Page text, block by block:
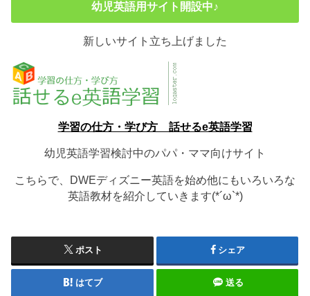
幼児英語用サイト開設中♪
新しいサイト立ち上げました
学習の仕方・学び方 話せるe英語学習
幼児英語学習検討中のパパ・ママ向けサイト
こちらで、DWEディズニー英語を始め他にもいろいろな
英語教材を紹介していきます(*´ω`*)
ポスト シェア
はてブ 送る